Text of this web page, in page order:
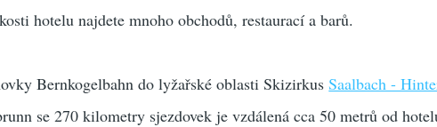
hotelu najdete mnoho obchodů, restaurací a barů.
Bernkogelbahn do lyžařské oblasti SkizirkusSaalbach -
se 270 kilometry sjezdovek je vzdálená cca 50 metrů od